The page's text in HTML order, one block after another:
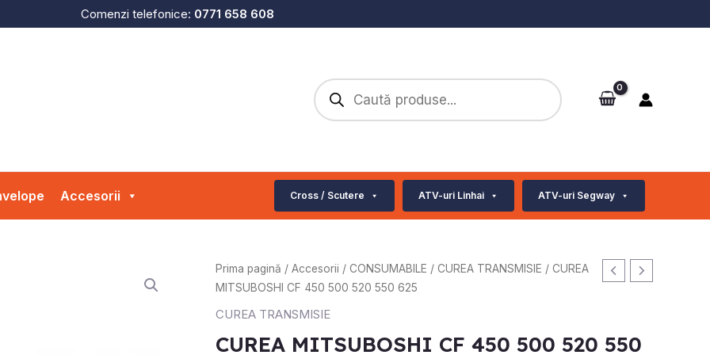
Comenzi telefonice: 0771 658 608
Products
search
Accesorii Cross / Scutere ATV-uri Linhai ATV-uri Segway
Prima pagină / Accesorii / CONSUMABILE / CUREA TRANSMISIE / CUREA
MITSUBOSHI CF 450 500 520 550 625
CUREA TRANSMISIE
CUREA MITSUBOSHI CF 450 500 520 550
Cantitate
CUREA
450